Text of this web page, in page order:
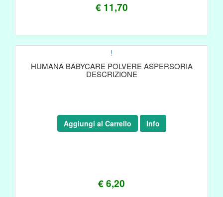
€ 11,70
!
HUMANA BABYCARE POLVERE ASPERSORIA
DESCRIZIONE
€ 6,20
Aggiungi al Carrello Info